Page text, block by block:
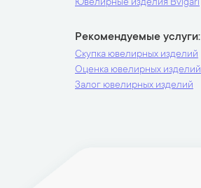
Ювелирные изделия Bvlgari
Рекомендуемые услуги
Скупка ювелирных изделий
Оценка ювелирных изделий
Залог ювелирных изделий